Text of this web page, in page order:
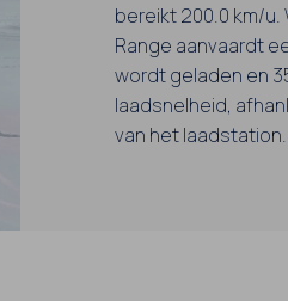
bereikt 200.0 km/u.
Range aanvaardt
wordt geladen en
laadsnelheid,
van het laadstation.